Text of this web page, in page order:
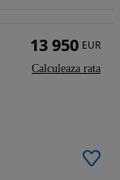
13 950 EUR
Calculeaza rata